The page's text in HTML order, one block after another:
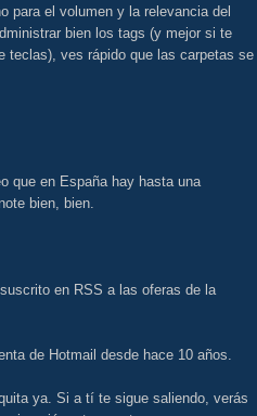
para el volumen y la relevancia del
bien los tags (y mejor si te
teclas), ves rápido que las carpetas se
que en España hay hasta una
bien, bien.
en RSS a las oferas de la
de Hotmail desde hace 10 años.
ya. Si a tí te sigue saliendo, verás